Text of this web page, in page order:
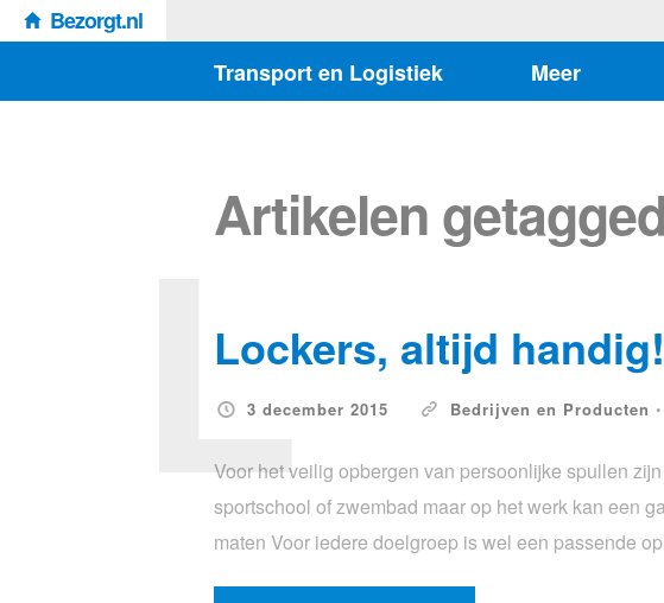
Bezorgt.nl
Transport en Logistiek
Meer
Artikelen
Lockers, altijd handig!
3 december 2015 Bedrijven en Producten •
L
Voor het veilig opbergen van persoonlijke spullen
sportschool of zwembad maar op het werk kan een
maten Voor iedere doelgroep is wel een passende